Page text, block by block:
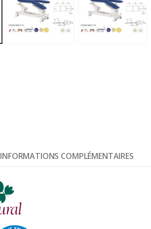
INFORMATIONS COMPLÉMENTAIRES